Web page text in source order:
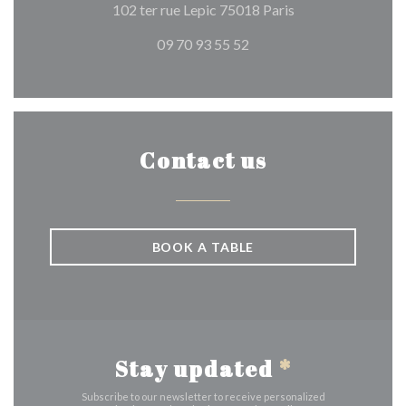
102 ter rue Lepic 75018 Paris((opens in a new
09 70 93 55 52
Contact us
BOOK A TABLE
Stay updated *
Subscribe to our newsletter to receive personalized